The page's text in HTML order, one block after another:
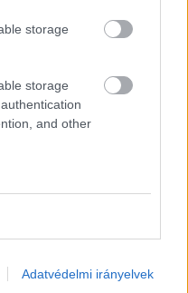
storage
storage
and other
Adatvédelmi irányelvek
a jövőben. Ez
Ezt a képviselők
elvárásai és
nem mindig voltak